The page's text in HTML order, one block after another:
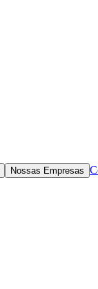
Nossas Empresas